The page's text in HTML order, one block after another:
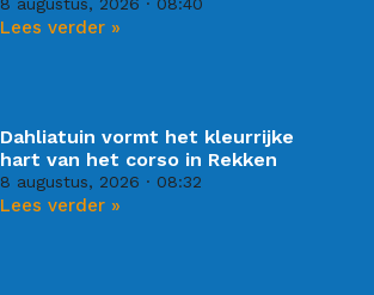
8 augustus, 2026 08:40
Lees verder »
Dahliatuin vormt het kleurrijke
hart van het corso in Rekken
8 augustus, 2026 08:32
Lees verder »